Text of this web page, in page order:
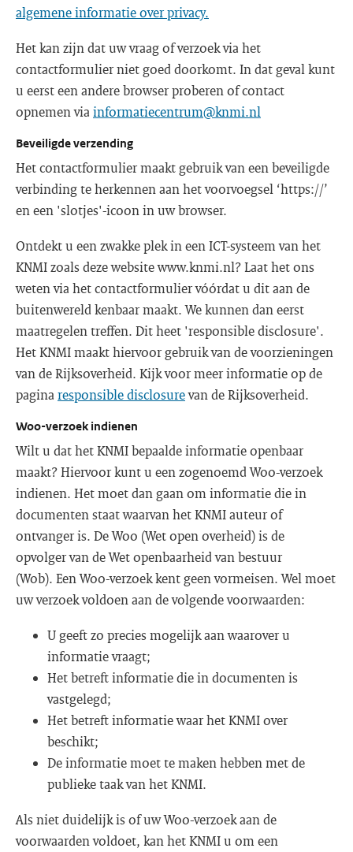
algemene informatie over privacy.
Het kan zijn dat uw vraag of verzoek via het
contactformulier niet goed doorkomt. In dat geval kunt
u eerst een andere browser proberen of contact
opnemen via informatiecentrum@knmi.nl
Beveiligde verzending
Het contactformulier maakt gebruik van een beveiligde
verbinding te herkennen aan het voorvoegsel ‘https://’
en een 'slotjes'-icoon in uw browser.
Ontdekt u een zwakke plek in een ICT-systeem van het
KNMI zoals deze website www.knmi.nl? Laat het ons
weten via het contactformulier vóórdat u dit aan de
buitenwereld kenbaar maakt. We kunnen dan eerst
maatregelen treffen. Dit heet 'responsible disclosure'.
Het KNMI maakt hiervoor gebruik van de voorzieningen
van de Rijksoverheid. Kijk voor meer informatie op de
pagina responsible disclosurevan de Rijksoverheid.
Woo-verzoek indienen
Wilt u dat het KNMI bepaalde informatie openbaar
maakt? Hiervoor kunt u een zogenoemd Woo-verzoek
indienen. Het moet dan gaan om informatie die in
documenten staat waarvan het KNMI auteur of
ontvanger is. De Woo (Wet open overheid) is de
opvolger van de Wet openbaarheid van bestuur
(Wob). Een Woo-verzoek kent geen vormeisen. Wel moet
uw verzoek voldoen aan de volgende voorwaarden:
U geeft zo precies mogelijk aan waarover u
informatie vraagt;
Het betreft informatie die in documenten is
vastgelegd;
Het betreft informatie waar het KNMI over
beschikt;
De informatie moet te maken hebben met de
publieke taak van het KNMI.
Als niet duidelijk is of uw Woo-verzoek aan de
voorwaarden voldoet, kan het KNMI u om een